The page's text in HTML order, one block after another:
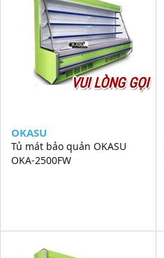
VUI LÒNG GỌI
OKASU
Tủ mát bảo quản OKASU
OKA-2500FW